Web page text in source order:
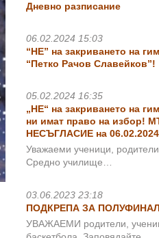
Дневно разписание
06.02.2024 15:03
“НЕ” на закриването на
“Петко Рачов Славейков”!
05.02.2024 16:35
„НЕ“ на закриването на
ни имат право на избор!
НЕСЪГЛАСИЕ на 06.02.2024
Уважаеми ученици,
Средно училище…
03.06.2023 23:18
ПОДКРЕПА ЗА
УВАЖАЕМИ родители,